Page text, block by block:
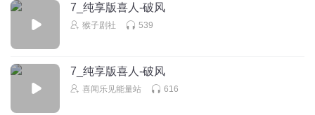
7_纯享版喜人-破风
猴子剧社 539
7_纯享版喜人-破风
喜闻乐见能量站 616